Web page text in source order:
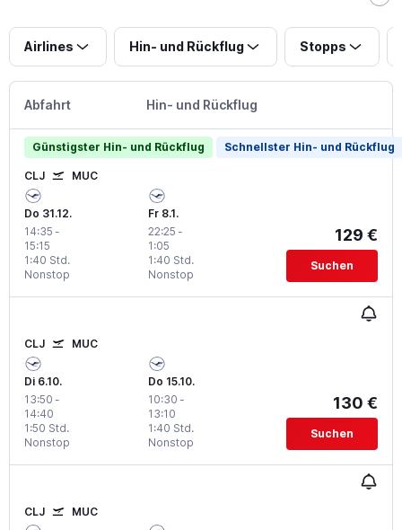
Airlines Hin- und Rückflug Stopps
Abfahrt Hin- und Rückflug
Günstigster Hin- und Rückflug Schnellster Hin- und Rückflug
CLJ MUC
Do 31.12.
14:35 -
15:15
Nonstop
1:40 Std.
Fr 8.1.
22:25 -
1:05
Nonstop
1:40 Std.
129 €
Suchen
CLJ MUC
Di 6.10.
13:50 -
14:40
Nonstop
1:50 Std.
Do 15.10.
10:30 -
13:10
Nonstop
1:40 Std.
130 €
Suchen
CLJ MUC